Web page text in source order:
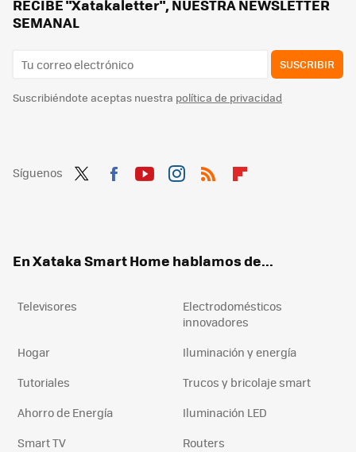
RECIBE "Xatakaletter", NUESTRA NEWSLETTER
SEMANAL
SUSCRIBIR
Suscribiéndote aceptas nuestra política de privacidad
Síguenos
En Xataka Smart Home hablamos de...
Televisores
Electrodomésticos
innovadores
Hogar
Iluminación y energía
Tutoriales
Trucos y bricolaje smart
Ahorro de Energía
Iluminación LED
Smart TV
Routers